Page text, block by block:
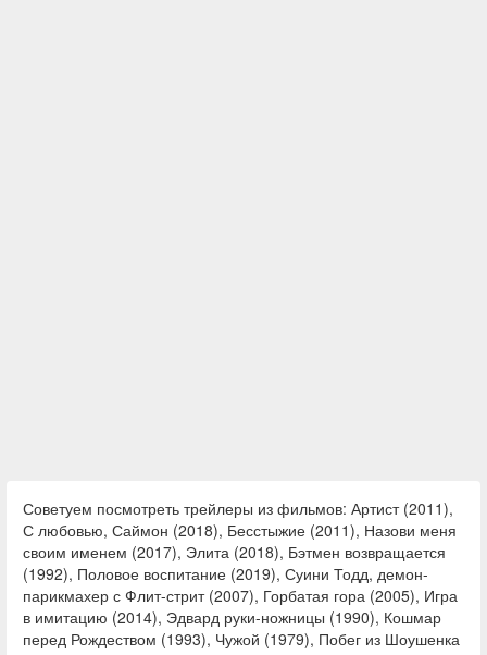
Советуем посмотреть трейлеры из фильмов: Артист (2011),
С любовью, Саймон (2018), Бесстыжие (2011), Назови меня
своим именем (2017), Элита (2018), Бэтмен возвращается
(1992), Половое воспитание (2019), Суини Тодд, демон-
парикмахер с Флит-стрит (2007), Горбатая гора (2005), Игра
в имитацию (2014), Эдвард руки-ножницы (1990), Кошмар
перед Рождеством (1993), Чужой (1979), Побег из Шоушенка